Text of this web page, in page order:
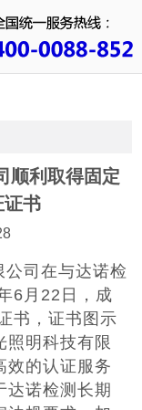
顺利取得固定
证书
司在与达诺检
6月22日，成
书，证书图示
照明科技有限
效的认证服务
达诺检测长期